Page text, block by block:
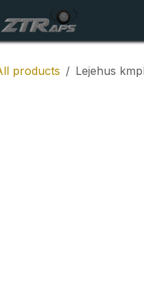
products Lejehus